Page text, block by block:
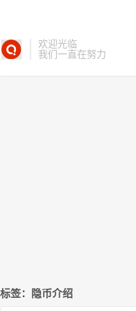
欢迎光临
我们一直在努力
标签：隐币介绍